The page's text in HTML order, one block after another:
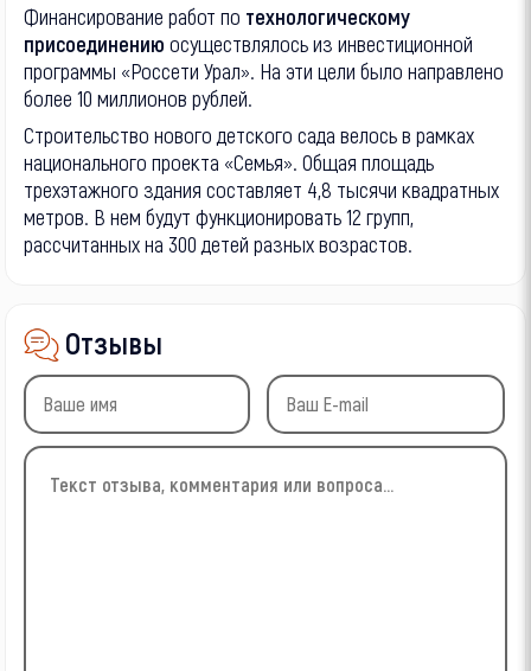
Финансирование работ по технологическому
присоединению осуществлялось из инвестиционной
программы «Россети Урал». На эти цели было направлено
более 10 миллионов рублей.
Строительство нового детского сада велось в рамках
национального проекта «Семья». Общая площадь
трехэтажного здания составляет 4,8 тысячи квадратных
метров. В нем будут функционировать 12 групп,
рассчитанных на 300 детей разных возрастов.
Отзывы